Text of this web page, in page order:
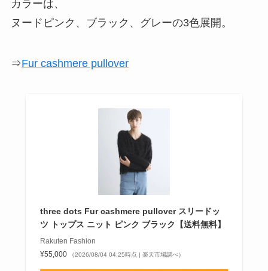
カラーは、
ヌードピンク、ブラック、グレーの3色展開。
⇒Fur cashmere pullover
three dots Fur cashmere pullover スリードッ
ツ トップス ニット ピンク ブラック【送料無料】
Rakuten Fashion
¥55,000
（2026/08/04 04:25時点 | 楽天市場調べ）